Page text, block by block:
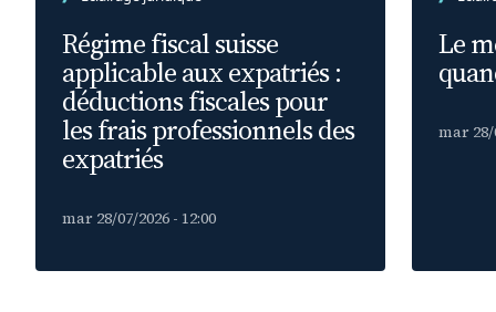
Régime fiscal suisse
applicable aux expatriés :
déductions fiscales pour
les frais professionnels des
expatriés
mar 28/07/2026 - 12:00
Le
mar 28/